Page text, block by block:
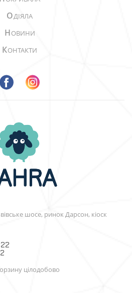
ОДІЯЛА
НОВИНИ
КОНТАКТИ
шосе, ринок Дарсон, кіоск
цілодобово